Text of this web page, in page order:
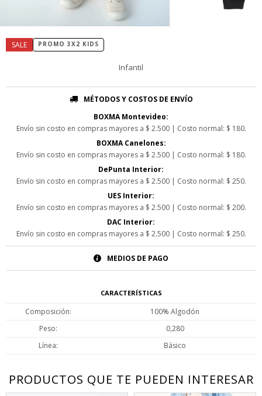
PROMO 3X2 KIDS
Infantil
MÉTODOS Y COSTOS DE ENVÍO
BOXMA Montevideo:
Envío sin costo en compras mayores a $ 2.500 | Costo normal: $ 180.
BOXMA Canelones:
Envío sin costo en compras mayores a $ 2.500 | Costo normal: $ 180.
DePunta Interior:
Envío sin costo en compras mayores a $ 2.500 | Costo normal: $ 250.
UES Interior:
Envío sin costo en compras mayores a $ 2.500 | Costo normal: $ 200.
DAC Interior:
Envío sin costo en compras mayores a $ 2.500 | Costo normal: $ 250.
MEDIOS DE PAGO
CARACTERÍSTICAS
Composición
100% Algodón
Peso
0,280
Línea
Básico
PRODUCTOS QUE TE PUEDEN INTERESAR